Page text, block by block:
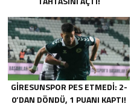
GIRESUNSPOR PES ETMEDI: 2-
0’DAN DÖNDÜ, 1 PUANI KAPTI!